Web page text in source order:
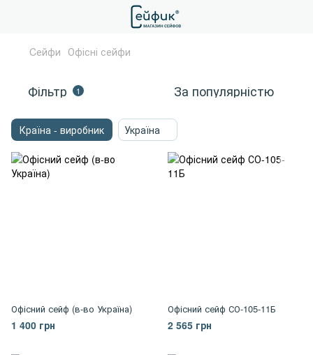
Cейфи Офісні сейфи
Фільтр 1 За популярністю
Країна - виробник Україна
Офісний сейф (в-во Україна)
1 400 грн
Офісний сейф СО-105-11Б
2 565 грн